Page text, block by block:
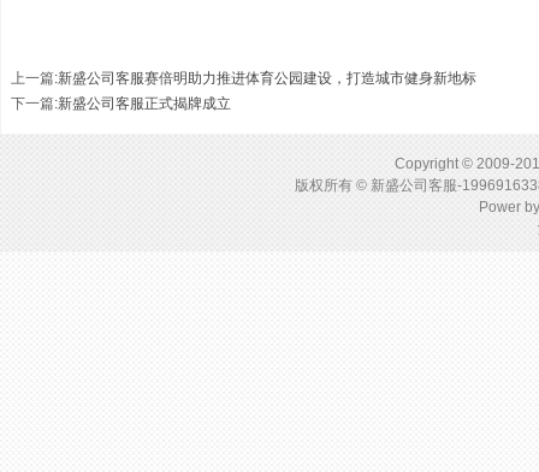
上一篇:新盛公司客服赛倍明助力推进体育公园建设，打造城市健身新地标
下一篇:新盛公司客服正式揭牌成立
Copyright © 2009-
版权所有 © 新盛公司客服-
Power